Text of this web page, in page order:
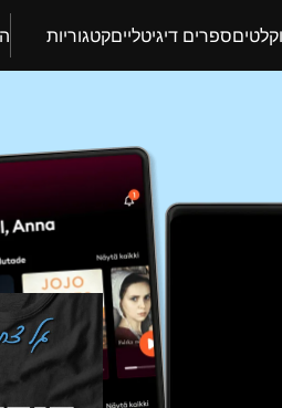
ספרים דיגיטלייםקטגוריות